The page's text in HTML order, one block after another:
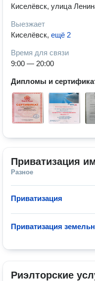
Киселёвск, улица
Выезжает
Киселёвск, ещё 2
Время для связи
9:00 — 20:00
Дипломы и
Приватизация
Разное
Приватизация
Приватизация
Риэлторские